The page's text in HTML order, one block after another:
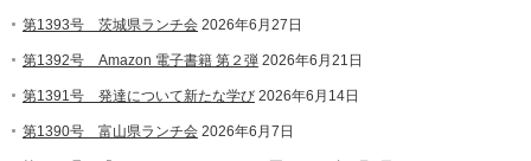
第1393号 茨城県ランチ会 2026年6月27日
第1392号 Amazon 電子書籍 第２弾 2026年6月21日
第1391号 発達について新たな学び 2026年6月14日
第1390号 富山県ランチ会 2026年6月7日